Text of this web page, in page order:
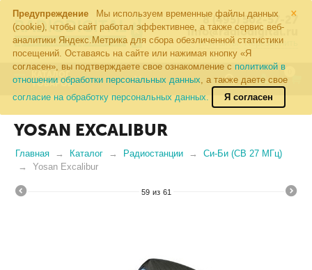
×
Предупреждение
Мы используем временные файлы данных
(cookie), чтобы сайт работал эффективнее, а также сервис веб-
аналитики Яндекс.Метрика для сбора обезличенной статистики
посещений. Оставаясь на сайте или нажимая кнопку «Я
согласен», вы подтверждаете свое ознакомление с политикой в
отношении обработки персональных данных, а также даете свое
согласие на обработку персональных данных.
Я согласен
8 (495) 502-57-27
info@radiodigital.ru
Контакты Перезвонить
КАТАЛОГ
ТОВАРОВ
YOSAN EXCALIBUR
Главная Каталог Радиостанции
Си-Би (CB 27 МГц)
Yosan Excalibur
59 из 61